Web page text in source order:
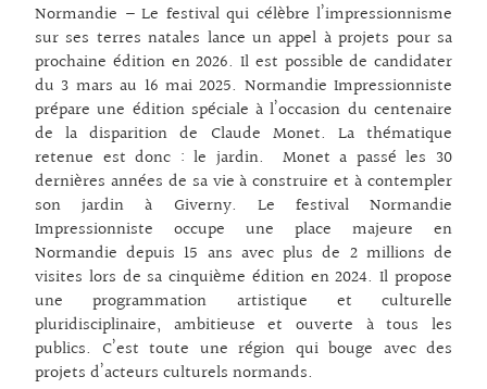
Normandie – Le festival qui célèbre l’impressionnisme
sur ses terres natales lance un appel à projets pour sa
prochaine édition en 2026. Il est possible de candidater
du 3 mars au 16 mai 2025. Normandie Impressionniste
prépare une édition spéciale à l’occasion du centenaire
de la disparition de Claude Monet. La thématique
retenue est donc : le jardin. Monet a passé les 30
dernières années de sa vie à construire et à contempler
son jardin à Giverny. Le festival Normandie
Impressionniste occupe une place majeure en
Normandie depuis 15 ans avec plus de 2 millions de
visites lors de sa cinquième édition en 2024. Il propose
une programmation artistique et culturelle
pluridisciplinaire, ambitieuse et ouverte à tous les
publics. C’est toute une région qui bouge avec des
projets d’acteurs culturels normands.